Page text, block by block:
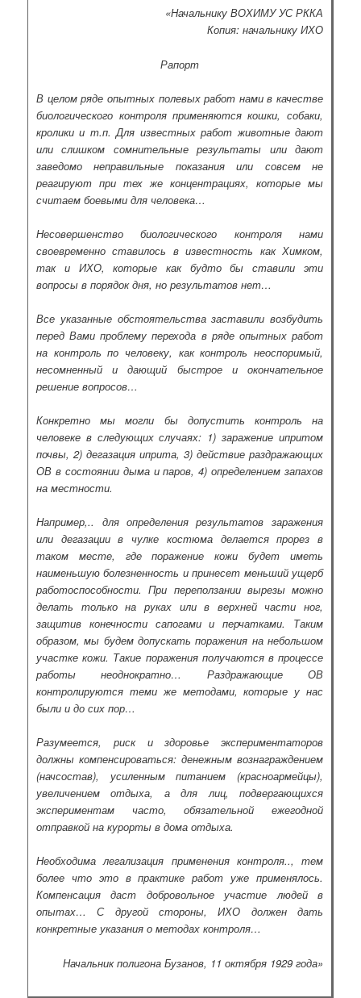
«Начальнику ВОХИМУ УС РККА
Копия: начальнику ИХО
Рапорт
В целом ряде опытных полевых работ нами в качестве
биологического контроля применяются кошки, собаки,
кролики и т.п. Для известных работ животные дают
или слишком сомнительные результаты или дают
заведомо неправильные показания или совсем не
реагируют при тех же концентрациях, которые мы
считаем боевыми для человека…
Несовершенство биологического контроля нами
своевременно ставилось в известность как Химком,
так и ИХО, которые как будто бы ставили эти
вопросы в порядок дня, но результатов нет…
Все указанные обстоятельства заставили возбудить
перед Вами проблему перехода в ряде опытных работ
на контроль по человеку, как контроль неоспоримый,
несомненный и дающий быстрое и окончательное
решение вопросов…
Конкретно мы могли бы допустить контроль на
человеке в следующих случаях: 1) заражение ипритом
почвы, 2) дегазация иприта, 3) действие раздражающих
ОВ в состоянии дыма и паров, 4) определением запахов
на местности.
Например,.. для определения результатов заражения
или дегазации в чулке костюма делается прорез в
таком месте, где поражение кожи будет иметь
наименьшую болезненность и принесет меньший ущерб
работоспособности. При переползании вырезы можно
делать только на руках или в верхней части ног,
защитив конечности сапогами и перчатками. Таким
образом, мы будем допускать поражения на небольшом
участке кожи. Такие поражения получаются в процессе
работы неоднократно… Раздражающие ОВ
контролируются теми же методами, которые у нас
были и до сих пор…
Разумеется, риск и здоровье экспериментаторов
должны компенсироваться: денежным вознаграждением
(начсостав), усиленным питанием (красноармейцы),
увеличением отдыха, а для лиц, подвергающихся
экспериментам часто, обязательной ежегодной
отправкой на курорты в дома отдыха.
Необходима легализация применения контроля.., тем
более что это в практике работ уже применялось.
Компенсация даст добровольное участие людей в
опытах… С другой стороны, ИХО должен дать
конкретные указания о методах контроля…
Начальник полигона Бузанов, 11 октября 1929 года»